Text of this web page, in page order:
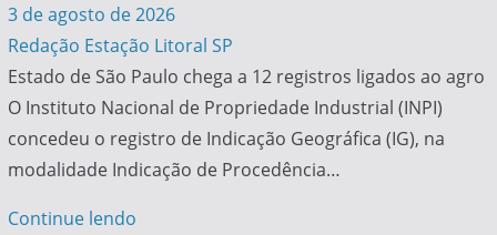
3 de agosto de 2026
Redação Estação Litoral SP
Estado de São Paulo chega a 12 registros ligados ao agro
O Instituto Nacional de Propriedade Industrial (INPI)
concedeu o registro de Indicação Geográfica (IG), na
modalidade Indicação de Procedência…
Continue lendo